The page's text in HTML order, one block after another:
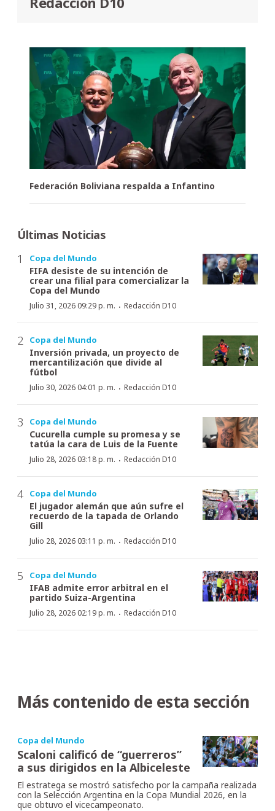
Federación Boliviana respalda a Infantino
Últimas Noticias
Copa del Mundo
FIFA desiste de su intención de
crear una filial para comercializar la
Copa del Mundo
Julio 31, 2026 09:29 p. m. · Redacción D10
Copa del Mundo
Inversión privada, un proyecto de
mercantilización que divide al
fútbol
Julio 30, 2026 04:01 p. m. · Redacción D10
Copa del Mundo
Cucurella cumple su promesa y se
tatúa la cara de Luis de la Fuente
Julio 28, 2026 03:18 p. m. · Redacción D10
Copa del Mundo
El jugador alemán que aún sufre el
recuerdo de la tapada de Orlando
Gill
Julio 28, 2026 03:11 p. m. · Redacción D10
Copa del Mundo
IFAB admite error arbitral en el
partido Suiza-Argentina
Julio 28, 2026 02:19 p. m. · Redacción D10
Más contenido de esta sección
Copa del Mundo
Scaloni calificó de “guerreros”
a sus dirigidos en la Albiceleste
El estratega se mostró satisfecho por la campaña realizada
con la Selección Argentina en la Copa Mundial 2026, en la
que obtuvo el vicecampeonato.